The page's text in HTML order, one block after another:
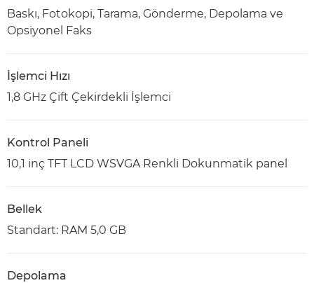
Baskı, Fotokopi, Tarama, Gönderme, Depolama ve
Opsiyonel Faks
İşlemci Hızı
1,8 GHz Çift Çekirdekli İşlemci
Kontrol Paneli
10,1 inç TFT LCD WSVGA Renkli Dokunmatik panel
Bellek
Standart: RAM 5,0 GB
Depolama